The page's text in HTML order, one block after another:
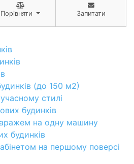
Порівняти Запитати
(до 150 м2)
стилі
будинків
на одну машину
будинків
на першому поверсі